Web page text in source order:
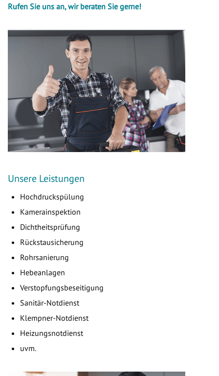
Rufen Sie uns an, wir beraten Sie gerne!
Unsere Leistungen
Hochdruckspülung
Kamerainspektion
Dichtheitsprüfung
Rückstausicherung
Rohrsanierung
Hebeanlagen
Verstopfungsbeseitigung
Sanitär-Notdienst
Klempner-Notdienst
Heizungsnotdienst
uvm.